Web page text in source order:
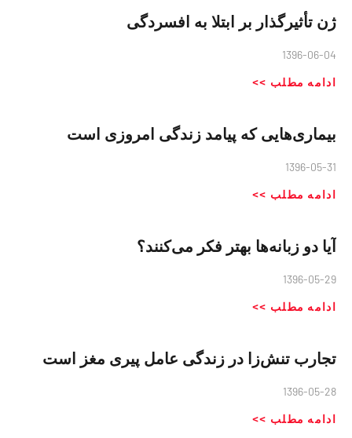
ژن تأثیرگذار بر ابتلا به افسردگی
1396-06-04
ادامه مطلب >>
بیماری‌هایی که پیامد زندگی امروزی است
1396-05-31
ادامه مطلب >>
آیا دو زبانه‌ها بهتر فکر می‌کنند؟
1396-05-29
ادامه مطلب >>
تجارب تنش‌زا در زندگی عامل پیری مغز است
1396-05-28
ادامه مطلب >>